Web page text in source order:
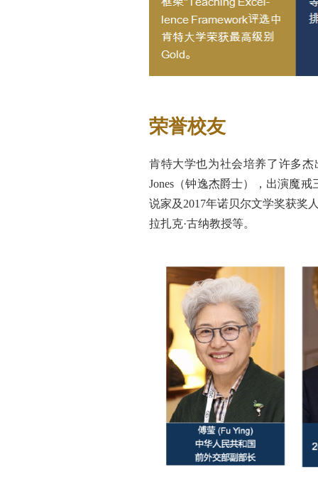
荣誉校友
肯特大学也为社会培养了许多杰
Jones（钟逸杰爵士），出演魔
说家及2017年诺贝尔文学奖获奖
拉扎克·古纳教授等。